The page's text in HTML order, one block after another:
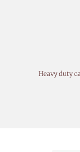
Heavy duty